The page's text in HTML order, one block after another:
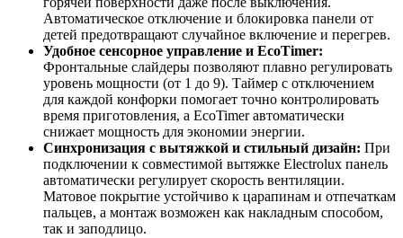
Автоматическое отключение и блокировка панели от
детей предотвращают случайное включение и перегрев.
Удобное сенсорное управление и EcoTimer:
Фронтальные слайдеры позволяют плавно регулировать
уровень мощности (от 1 до 9). Таймер с отключением
для каждой конфорки помогает точно контролировать
время приготовления, а EcoTimer автоматически
снижает мощность для экономии энергии.
Синхронизация с вытяжкой и стильный дизайн: При
подключении к совместимой вытяжке Electrolux панель
автоматически регулирует скорость вентиляции.
Матовое покрытие устойчиво к царапинам и отпечаткам
пальцев, а монтаж возможен как накладным способом,
так и заподлицо.